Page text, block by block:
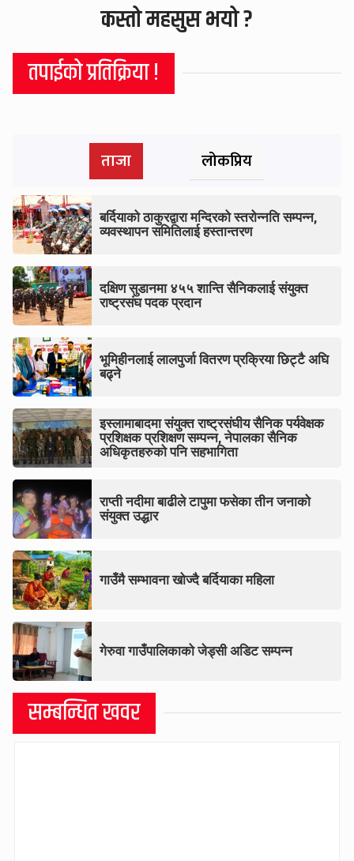
कस्तो महसुस भयो ?
तपाईको प्रतिक्रिया !
ताजा लोकप्रिय
बर्दियाको ठाकुरद्वारा मन्दिरको स्तरोन्नति सम्पन्न,
व्यवस्थापन समितिलाई हस्तान्तरण
दक्षिण सुडानमा ४५५ शान्ति सैनिकलाई संयुक्त
राष्ट्रसंघ पदक प्रदान
भूमिहीनलाई लालपुर्जा वितरण प्रक्रिया छिट्टै अघि
बढ्ने
इस्लामाबादमा संयुक्त राष्ट्रसंघीय सैनिक पर्यवेक्षक
प्रशिक्षक प्रशिक्षण सम्पन्न, नेपालका सैनिक
अधिकृतहरुको पनि सहभागिता
राप्ती नदीमा बाढीले टापुमा फसेका तीन जनाको
संयुक्त उद्धार
गाउँमै सम्भावना खोज्दै बर्दियाका महिला
गेरुवा गाउँपालिकाको जेड्सी अडिट सम्पन्न
सम्बन्धित खवर